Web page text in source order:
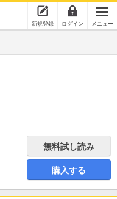
新規登録 ログイン メニュー
無料試し読み
購入する